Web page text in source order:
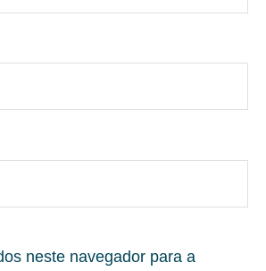
neste navegador para a